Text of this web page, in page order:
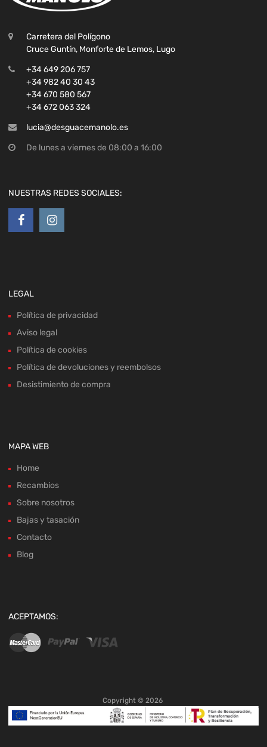
Carretera del Polígono
Cruce Guntín, Monforte de Lemos, Lugo
+34 649 206 757
+34 982 40 30 43
+34 670 580 567
+34 672 063 324
lucia@desguacemanolo.es
De lunes a viernes de 08:00 a 16:00
NUESTRAS REDES SOCIALES:
LEGAL
Política de privacidad
Aviso legal
Política de cookies
Política de devoluciones y reembolsos
Desistimiento de compra
MAPA WEB
Home
Recambios
Sobre nosotros
Bajas y tasación
Contacto
Blog
ACEPTAMOS:
Copyright © 2026